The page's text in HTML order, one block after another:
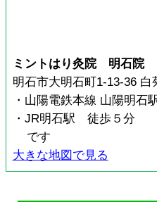
ミントはり灸院 明石院
明石市大明石町1-13-36 白
・山陽電鉄本線 山陽明
・JR明石駅 徒歩５分
です
大きな地図で見る